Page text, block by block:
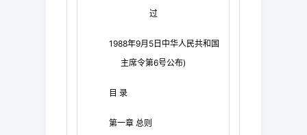
过
1988年9月 5 日 中华人民共和国
主席令第6号公布)
目 录
第一章 总则